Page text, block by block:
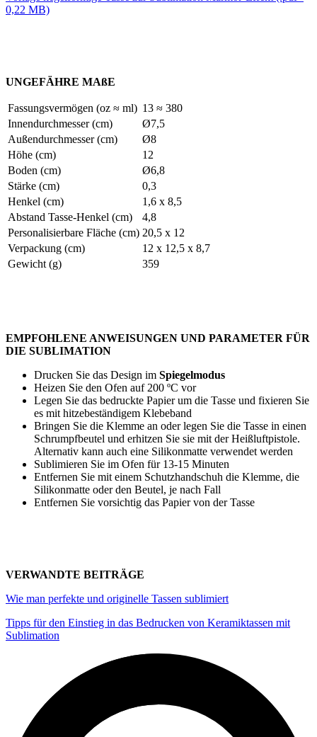
0,22 MB)
UNGEFÄHRE MAßE
Fassungsvermögen (oz ≈ ml) 13 ≈ 380
Innendurchmesser (cm)
Ø7,5
Außendurchmesser (cm)
Ø8
Höhe (cm)
12
Boden (cm)
Ø6,8
Stärke (cm)
0,3
Henkel (cm)
1,6 x 8,5
Abstand Tasse-Henkel (cm)
4,8
Personalisierbare Fläche (cm) 20,5 x 12
Verpackung (cm)
12 x 12,5 x 8,7
Gewicht (g)
359
EMPFOHLENE ANWEISUNGEN UND PARAMETER FÜR
DIE SUBLIMATION
Drucken Sie das Design im Spiegelmodus
Heizen Sie den Ofen auf200 ºC vor
Legen Sie das bedruckte Papier um die Tasse und fixieren Sie
es mit hitzebeständigem Klebeband
Bringen Sie die Klemme an oder legen Sie die Tasse in einen
Schrumpfbeutel und erhitzen Sie sie mit der Heißluftpistole.
Alternativ kann auch eine Silikonmatte verwendet werden
Sublimieren Sie im Ofen für 13-15 Minuten
Entfernen Sie mit einem Schutzhandschuh die Klemme, die
Silikonmatte oder den Beutel, je nach Fall
Entfernen Sie vorsichtig das Papier von der Tasse
VERWANDTE BEITRÄGE
Wie man perfekte und originelle Tassen sublimiert
Tipps für den Einstieg in das Bedrucken von Keramiktassen mit
Sublimation